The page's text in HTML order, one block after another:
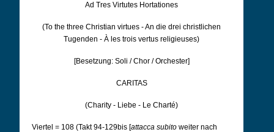
Ad Tres Virtutes Hortationes
(To the three Christian virtues - An die drei christlichen
Tugenden - À les trois vertus religieuses)
[Besetzung: Soli / Chor / Orchester]
CARITAS
(Charity - Liebe - Le Charté)
Viertel = 108 (Takt 94-129bis [attacca subito weiter nach